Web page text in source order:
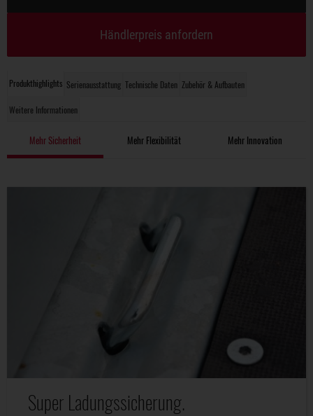
Produkthighlights Serienausstattung Technische Daten Zubehör & Aufbauten
Weitere Informationen
Mehr Sicherheit Mehr Flexibilität Mehr Innovation
Super Ladungssicherung.
Händlerpreis anfordern